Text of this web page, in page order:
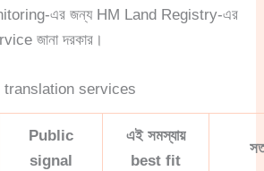
এর জন্য HM Land Registry-এর
জানা দরকার।
translation services
Public
signal
এই সমস্যায়
best fit